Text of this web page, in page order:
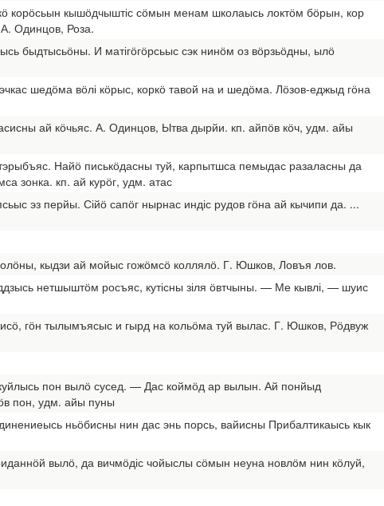
корӧсьын кышӧдчыштіс сӧмын менам школаысь локтӧм бӧрын, кор
Одинцов, Роза.
быдтысьӧны. И матігӧгӧрсьыс сэк нинӧм оз вӧрзьӧдны, ылӧ
шедӧма вӧлі кӧрыс, коркӧ тавой на и шедӧма. Лӧзов-еджыд гӧна
ай кӧчьяс. А. Одинцов, Ытва дырйи. кп. айпӧв кӧч, удм. айы
Найӧ писькӧдасны туй, карпытшса пемыдас разаласны да
зонка. кп. ай курӧг, удм. атас
эз перйы. Сійӧ сапӧг нырнас индіс рудов гӧна ай кычипи да. ...
кыдзи ай мойыс гожӧмсӧ коллялӧ. Г. Юшков, Ловъя лов.
нетшыштӧм росъяс, кутісны зіля ӧвтчыны. — Ме кывлі, — шуис
гӧн тылымъясыс и гырд на кольӧма туй вылас. Г. Юшков, Рӧдвуж
пон вылӧ сусед. — Дас коймӧд ар вылын. Ай понйыд
пон, удм. айы пуны
ньӧбисны нин дас энь порсь, вайисны Прибалтикаысь кык
вылӧ, да вичмӧдіс чойыслы сӧмын неуна новлӧм нин кӧлуй,